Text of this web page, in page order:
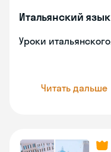
Итальянский язык
Уроки итальянского
Читать дальше